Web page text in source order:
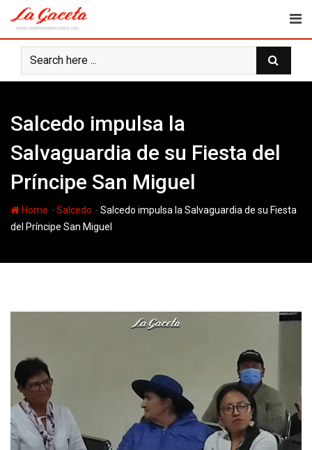
content
Salcedo impulsa la
Salvaguardia de su Fiesta del
Príncipe San Miguel
Home -Salcedo -Salcedo impulsa la Salvaguardia de su Fiesta
del Príncipe San Miguel